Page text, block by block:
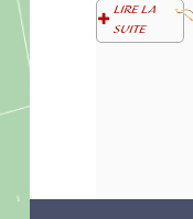
LIRE LA
SUITE